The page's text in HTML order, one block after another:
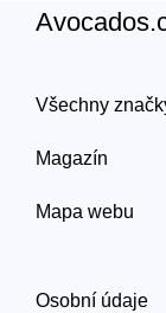
Všechny
Magazín
Mapa webu
Osobní údaje